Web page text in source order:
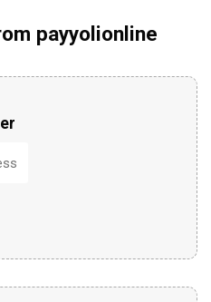
payyolionline